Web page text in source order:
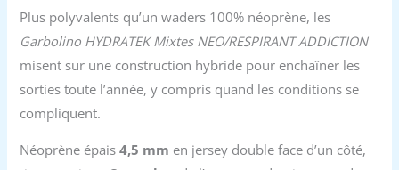
Plus polyvalents qu’un waders 100% néoprène, les
Garbolino HYDRATEK Mixtes NEO/RESPIRANT ADDICTION
misent sur une construction hybride pour enchaîner les
sorties toute l’année, y compris quand les conditions se
compliquent.
Néoprène épais4,5 mm en jersey double face d’un côté,